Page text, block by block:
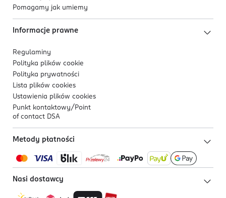
Pomagamy jak umiemy
Informacje prawne
Regulaminy
Polityka plików cookie
Polityka prywatności
Lista plików cookies
Ustawienia plików cookies
Punkt kontaktowy/ Point
of contact DSA
Metody płatności
Nasi dostawcy